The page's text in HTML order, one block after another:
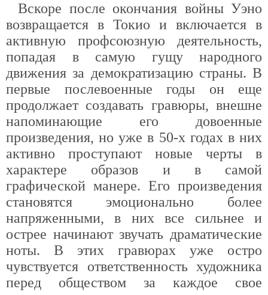
Вскоре после окончания войны Уэно
возвращается в Токио и включается в
активную профсоюзную деятельность,
попадая в самую гущу народного
движения за демократизацию страны. В
первые послевоенные годы он еще
продолжает создавать гравюры, внешне
напоминающие его довоенные
произведения, но уже в 50-х годах в них
активно проступают новые черты в
характере образов и в самой
графической манере. Его произведения
становятся эмоционально более
напряженными, в них все сильнее и
острее начинают звучать драматические
ноты. В этих гравюрах уже остро
чувствуется ответственность художника
перед обществом за каждое свое